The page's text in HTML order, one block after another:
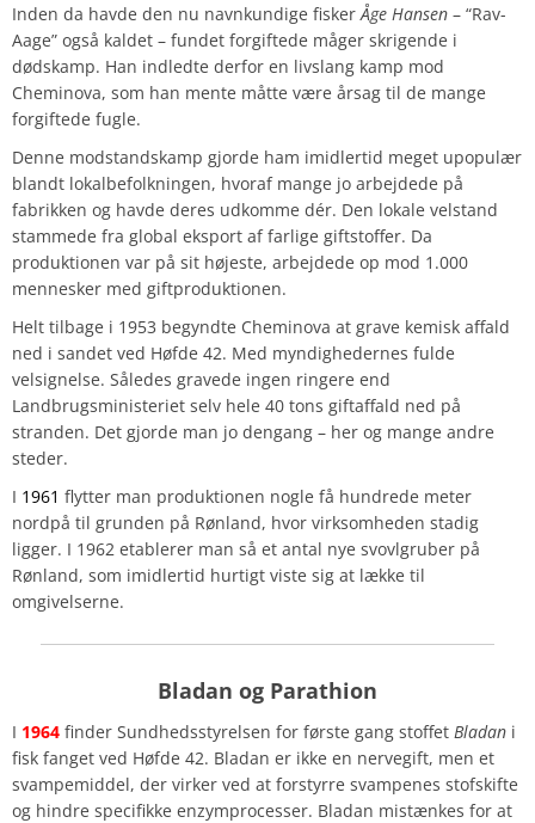
Inden da havde den nu navnkundige fiskerÅge Hansen – “Rav-
Aage” også kaldet – fundet forgiftede måger skrigende i
dødskamp. Han indledte derfor en livslang kamp mod
Cheminova, som han mente måtte være årsag til de mange
forgiftede fugle.
Denne modstandskamp gjorde ham imidlertid meget upopulær
blandt lokalbefolkningen, hvoraf mange jo arbejdede på
fabrikken og havde deres udkomme dér. Den lokale velstand
stammede fra global eksport af farlige giftstoffer. Da
produktionen var på sit højeste, arbejdede op mod 1.000
mennesker med giftproduktionen.
Helt tilbage i 1953 begyndte Cheminova at grave kemisk affald
ned i sandet ved Høfde 42. Med myndighedernes fulde
velsignelse. Således gravede ingen ringere end
Landbrugsministeriet selv hele 40 tons giftaffald ned på
stranden. Det gjorde man jo dengang – her og mange andre
steder.
I 1961 flytter man produktionen nogle få hundrede meter
nordpå til grunden på Rønland, hvor virksomheden stadig
ligger. I 1962 etablerer man så et antal nye svovlgruber på
Rønland, som imidlertid hurtigt viste sig at lække til
omgivelserne.
Bladan og Parathion
I 1964 finder Sundhedsstyrelsen for første gang stoffet Bladan i
fisk fanget ved Høfde 42. Bladan er ikke en nervegift, men et
svampemiddel, der virker ved at forstyrre svampenes stofskifte
og hindre specifikke enzymprocesser. Bladan mistænkes for at